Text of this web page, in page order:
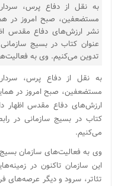
به نقل از دفاع پرس،
مستضعفین، صبح امروز در
عنوان کتاب در بسیج
تدوین می‌کنیم. وی به
به نقل از دفاع پرس،
مستضعفین، صبح امروز در
کتاب در بسیج سازمانی در
می‌کنیم.
وی به فعالیت‌های سازمان
این سازمان تاکنون در
تئاتر، سرود و دیگر عرصه‌های